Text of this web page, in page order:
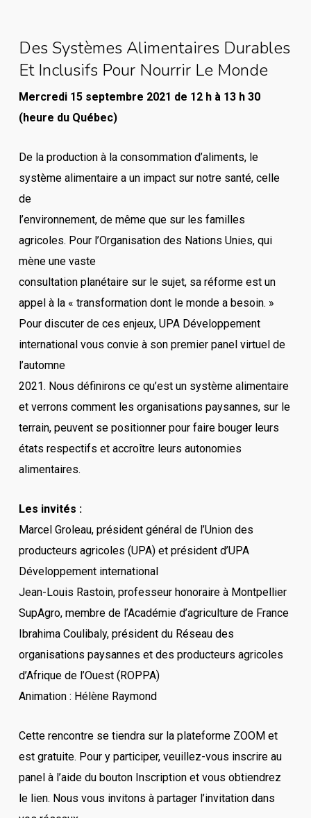
Des Systèmes Alimentaires Durables
Et Inclusifs Pour Nourrir Le Monde
Mercredi 15 septembre 2021 de 12 h à 13 h 30
(heure du Québec)
De la production à la consommation d’aliments, le
système alimentaire a un impact sur notre santé, celle
de
l’environnement, de même que sur les familles
agricoles. Pour l’Organisation des Nations Unies, qui
mène une vaste
consultation planétaire sur le sujet, sa réforme est un
appel à la « transformation dont le monde a besoin. »
Pour discuter de ces enjeux, UPA Développement
international vous convie à son premier panel virtuel de
l’automne
2021. Nous définirons ce qu’est un système alimentaire
et verrons comment les organisations paysannes, sur le
terrain, peuvent se positionner pour faire bouger leurs
états respectifs et accroître leurs autonomies
alimentaires.
Les invités :
Marcel Groleau, président général de l’Union des
producteurs agricoles (UPA) et président d’UPA
Développement international
Jean-Louis Rastoin, professeur honoraire à Montpellier
SupAgro, membre de l’Académie d’agriculture de France
Ibrahima Coulibaly, président du Réseau des
organisations paysannes et des producteurs agricoles
d’Afrique de l’Ouest (ROPPA)
Animation : Hélène Raymond
Cette rencontre se tiendra sur la plateforme ZOOM et
est gratuite. Pour y participer, veuillez-vous inscrire au
panel à l’aide du bouton Inscription et vous obtiendrez
le lien. Nous vous invitons à partager l’invitation dans